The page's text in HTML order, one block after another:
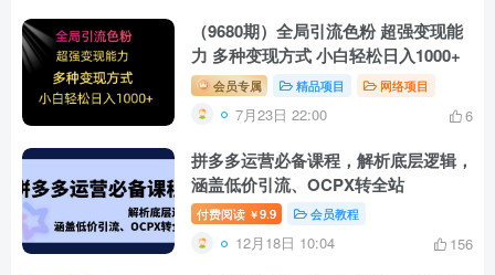
（9680期）全局引流色粉 超强变现能
力 多种变现方式 小白轻松日入1000+
会员专属 精品项目 网络项目
7月23日 22:00 6
拼多多运营必备课程，解析底层逻辑，
涵盖低价引流、OCPX转全站
付费阅读 ￥9.9 会员教程
12月18日 10:04 156